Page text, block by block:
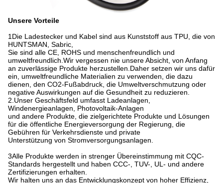
Unsere Vorteile
1Die Ladestecker und Kabel sind aus Kunststoff aus TPU, die von
HUNTSMAN, Sabric,
Sie sind alle CE, ROHS und menschenfreundlich und
umweltfreundlich.Wir vergessen nie unsere Absicht, von Anfang
an zuverlässige Produkte herzustellen.Daher setzen wir uns dafür
ein, umweltfreundliche Materialien zu verwenden, die dazu
dienen, den CO2-Fußabdruck, die Umweltverschmutzung oder
negative Auswirkungen auf die Gesundheit zu reduzieren.
2.Unser Geschäftsfeld umfasst Ladeanlagen,
Windenergieanlagen, Photovoltaik-Anlagen
und andere Produkte, die zielgerichtete Produkte und Lösungen
für die öffentliche Energieversorgung der Regierung, die
Gebühren für Verkehrsdienste und private
Unterstützung von Stromversorgungsanlagen.
3Alle Produkte werden in strenger Übereinstimmung mit CQC-
Standards hergestellt und haben CCC-, TUV-, UL- und andere
Zertifizierungen erhalten.
Wir halten uns an das Entwicklungskonzept von hoher Effizienz,